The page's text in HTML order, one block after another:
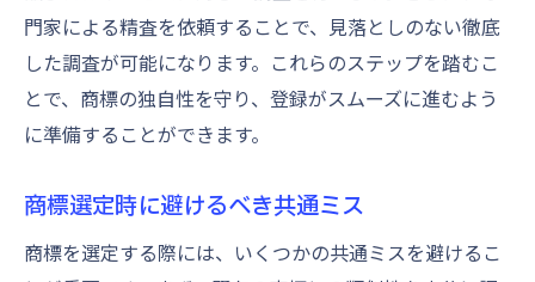
門家による精査を依頼することで、見落としのない徹底
した調査が可能になります。これらのステップを踏むこ
とで、商標の独自性を守り、登録がスムーズに進むよう
に準備することができます。
商標選定時に避けるべき共通ミス
商標を選定する際には、いくつかの共通ミスを避けるこ